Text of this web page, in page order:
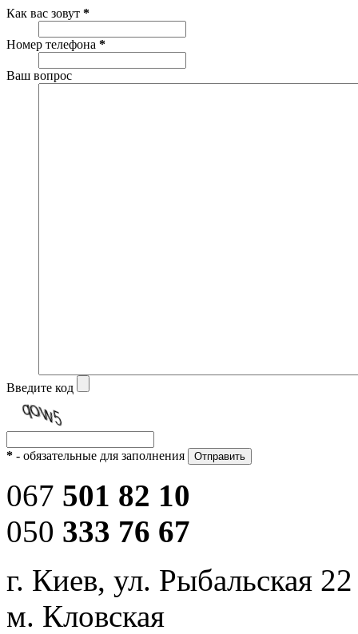
Как вас зовут *
Номер телефона *
Ваш вопрос
Введите код
* - обязательные для заполнения
067 501 82 10
050 333 76 67
г. Киев, ул. Рыбальская 22
м. Кловская